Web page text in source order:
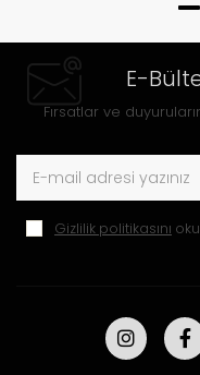
E-
Fırsatlar ve
Gizlilik politikasını